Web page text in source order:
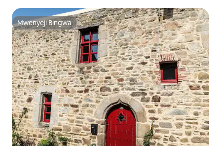
Mwenyeji Bingwa
Mwenyeji Bingwa